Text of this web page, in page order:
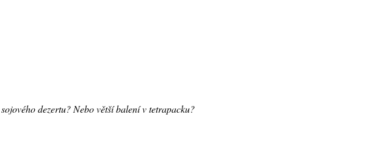
dezertu? Nebo větší balení v tetrapacku?